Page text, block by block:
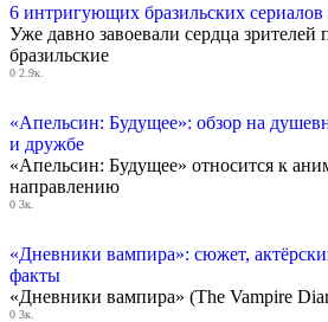
6 интригующих бразильских сериалов
Уже давно завоевали сердца зрителей
бразильские
0 2.9к.
«Апельсин: Будущее»: обзор на
и дружбе
«Апельсин: Будущее» относится к
направлению
0 3к.
«Дневники вампира»: сюжет,
факты
«Дневники вампира» (The Vampire
0 3к.